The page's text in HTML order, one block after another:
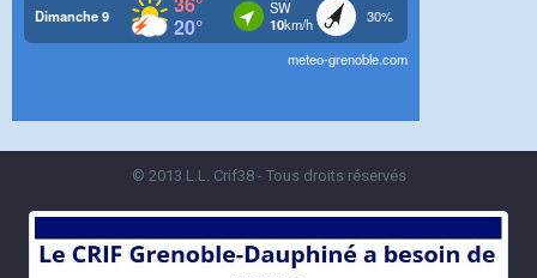
© 2013 L.L. Crif38 - Tous droits réservés